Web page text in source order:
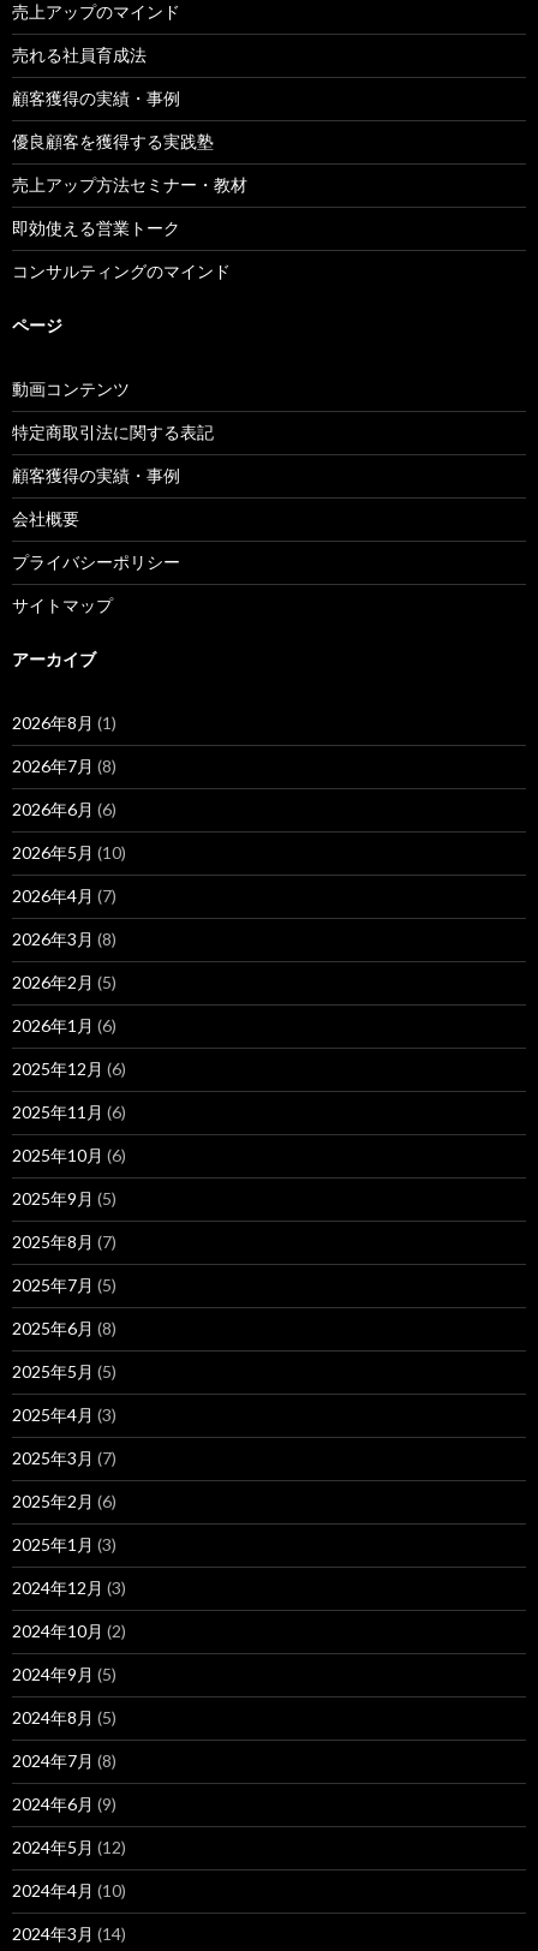
売上アップのマインド
売れる社員育成法
顧客獲得の実績・事例
優良顧客を獲得する実践塾
売上アップ方法セミナー・教材
即効使える営業トーク
コンサルティングのマインド
ページ
動画コンテンツ
特定商取引法に関する表記
顧客獲得の実績・事例
会社概要
プライバシーポリシー
サイトマップ
アーカイブ
2026年8月 (1)
2026年7月 (8)
2026年6月 (6)
2026年5月 (10)
2026年4月 (7)
2026年3月 (8)
2026年2月 (5)
2026年1月 (6)
2025年12月 (6)
2025年11月 (6)
2025年10月 (6)
2025年9月 (5)
2025年8月 (7)
2025年7月 (5)
2025年6月 (8)
2025年5月 (5)
2025年4月 (3)
2025年3月 (7)
2025年2月 (6)
2025年1月 (3)
2024年12月 (3)
2024年10月 (2)
2024年9月 (5)
2024年8月 (5)
2024年7月 (8)
2024年6月 (9)
2024年5月 (12)
2024年4月 (10)
2024年3月 (14)